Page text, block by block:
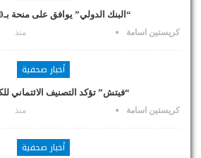
“البنك الدولي” يوافق على منحة بـ100 مليون…
كريستين اسامة منذ
أخبار صحفية
“فيتش” تؤكد التصنيف الائتماني
كريستين اسامة منذ
أخبار صحفية